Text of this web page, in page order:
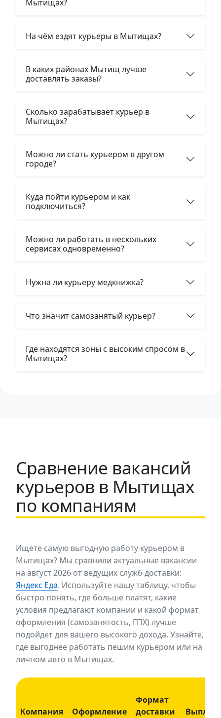
Мытищах?
На чём ездят курьеры в Мытищах?
В каких районах Мытищ лучше
доставлять заказы?
Сколько зарабатывает курьер в
Мытищах?
Можно ли стать курьером в другом
городе?
Куда пойти курьером и как
подключиться?
Можно ли работать в нескольких
сервисах одновременно?
Нужна ли курьеру медкнижка?
Что значит самозанятый курьер?
Где находятся зоны с высоким спросом в
Мытищах?
Сравнение вакансий
курьеров в Мытищах
по компаниям
Ищете самую выгодную работу курьером в
Мытищах? Мы сравнили актуальные вакансии
на август 2026 от ведущих служб доставки:
Яндекс Еда. Используйте нашу таблицу, чтобы
быстро понять, где больше платят, какие
условия предлагают компании и какой формат
оформления (самозанятость, ГПХ) лучше
подойдет для вашего высокого дохода. Узнайте,
где выгоднее работать пешим курьером или на
личном авто в Мытищах.
Компания Оформление
Формат
доставки